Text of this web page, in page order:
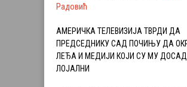
Радовић
АМЕРИЧКА ТЕЛЕВИЗИЈА ТВРДИ ДА
ПРЕДСЕДНИКУ САД ПОЧИЊУ ДА
ЛЕЂА И МЕДИЈИ КОЈИ СУ МУ
ЛОЈАЛНИ